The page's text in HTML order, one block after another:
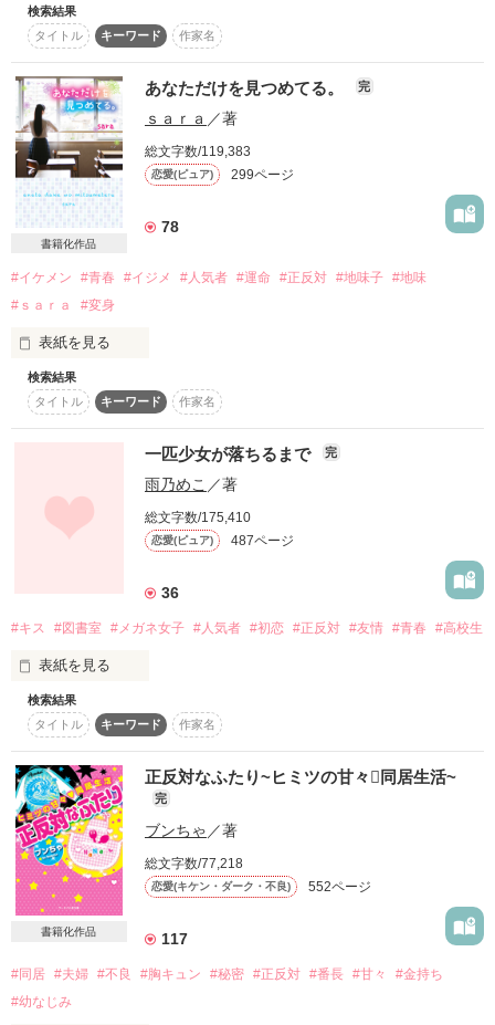
*゜・*・。*゜・。・o゜・。*゜・。・o*
無理無理無理無理絶対イヤ。
よりによって彼となんて────。
「俺の顔に泥塗ったら許さないから」
きらい。
「やっぱり、美乃里ちゃんだと興奮しないみたい」
だいっきらい。
「じっとしてないと触っちゃうかもよー」
からかわれて、かき乱されて、
「からかってねぇよ」
「柄にもなく、大真面目」
うそだ。
絶対に、騙されないんだから。
『 あなたには関係ないでしょ、消えて』
癒えない傷を抱える美少女
黄竜元姫
星龍現姫
永窪 咲良 （ながくぼ さくら）
×
『 てめぇのした事分かってんのかよ？』
（こうりゅう）
幹部   棗 祐亮（なつめ ゆうすけ）
副総長   柳瀬 後宇多（やなせ こうた）
「おはよう、月雨ちゃん。学校、一緒に行こう？」
なぜ。
突然、隣に住むお色気男子が、地味な私に絡んできました。
「記念に、手でも繋ぐ？」
は？
゜+.――゜+.――゜+.――゜+.――゜+.――゜゜
真面目で曲がったことが
西木 月雨（ﾆｼｷ  ﾂﾕ）
「そんなに怒らないでよ。まあ怒った顔も可愛いけど」
お顔はすこぶる整っているけれど、
女の子にだらしがなくて、それなのに大人気。
そんな彼になぜか懐かれて、大迷惑。
「俺のこと、犬かなんかだと思ってる？」
検索結果
タイトル
キーワード 作家名
書籍化作品
あなただけを見つめてる。 完
ｓａｒａ ／著
総文字数/119,383
恋愛(ピュア) 299ページ
78
#イケメン #青春 #イジメ #人気者 #運命 #正反対 #地味子 #地味
#ｓａｒａ
#変身
表紙を見る
＼2016.3.25☆文庫化！／
文庫化に伴い、
タイトルが変更になりました。
地味子として生きていた私の前に
突如現れたのは
私とは正反対の太陽みたいな人でした──。
過去のトラウマから日陰に咲く雑草のように
地味子として生きている内気な女の子
葉月　葵（高２）
Aoi　Hazuki
検索結果
タイトル
キーワード 作家名
一匹少女が落ちるまで 完
雨乃めこ ／著
総文字数/175,410
恋愛(ピュア) 487ページ
36
#キス #図書室 #メガネ女子 #人気者 #初恋 #正反対 #友情 #青春 #高校生
表紙を見る
暇つぶしで私に近づいた君は
『キュンとした？』
突然私にキスをして、平然な顔でそう言ったんだ。
そんな君はどこか寂しそうで
検索結果
タイトル
キーワード 作家名
書籍化作品
正反対なふたり~ヒミツの甘々同居生活~
完
ブンちゃ ／著
総文字数/77,218
恋愛(キケン・ダーク・不良) 552ページ
117
#同居 #夫婦 #不良 #胸キュン #秘密 #正反対 #番長 #甘々
#金持ち
#幼なじみ